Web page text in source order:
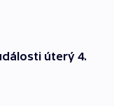
úterý 4.